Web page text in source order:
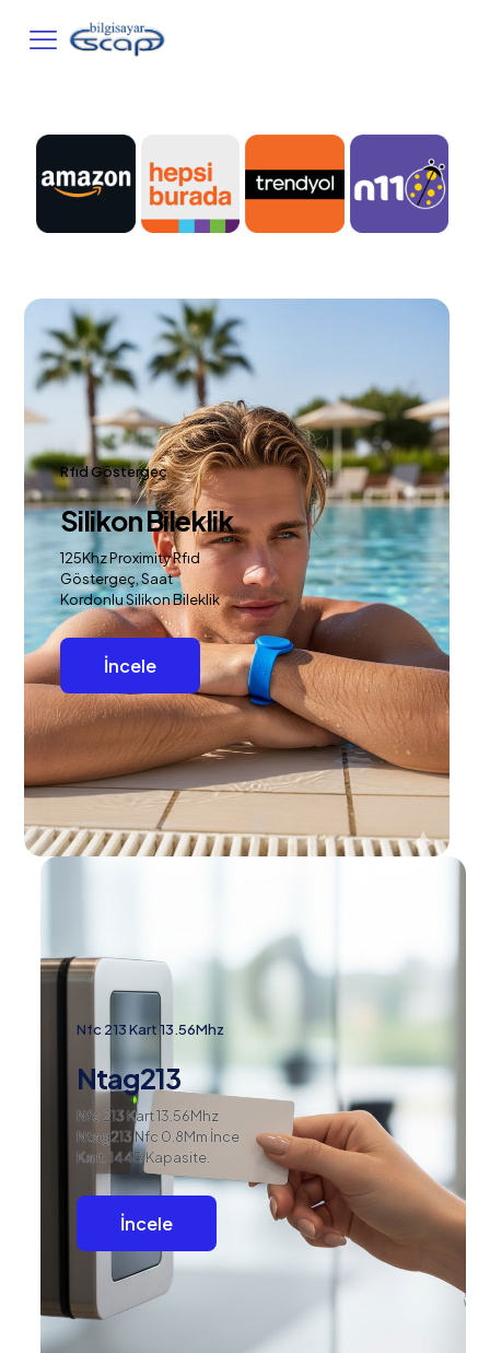
Rfıd Göstergeç
Silikon Bileklik
125Khz Proximity Rfıd
Göstergeç, Saat
Kordonlu Silikon Bileklik
İncele
Nfc 213 Kart 13.56Mhz
Ntag213
Nfc 213 Kart 13.56Mhz
Ntag213 Nfc 0.8Mm İnce
Kart. 144B Kapasite.
İncele